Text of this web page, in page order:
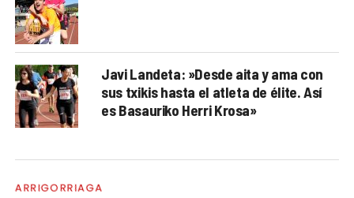
Javi Landeta: »Desde aita y ama con
sus txikis hasta el atleta de élite. Así
es Basauriko Herri Krosa»
ARRIGORRIAGA